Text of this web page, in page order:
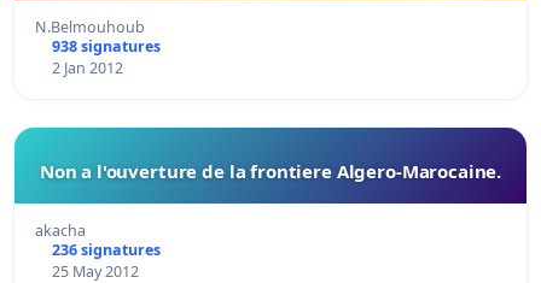
N.Belmouhoub
938 signatures
2 Jan 2012
Non a l'ouverture de la frontiere Algero-Marocaine.
akacha
236 signatures
25 May 2012